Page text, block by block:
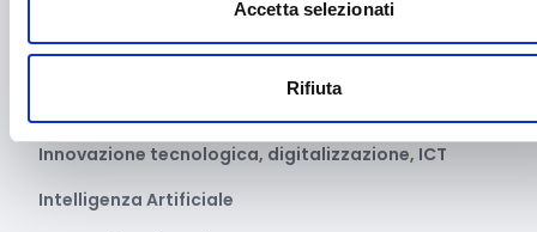
Accetta selezionati
Rifiuta
Imprenditoria femminile
Innovazione tecnologica, digitalizzazione, ICT
Intelligenza Artificiale